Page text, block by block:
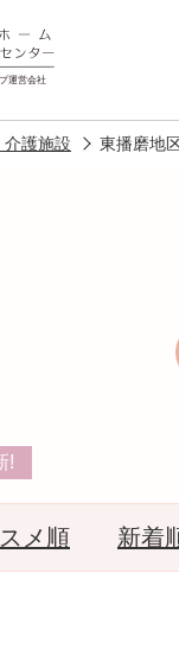
相談者様
護施設 東播磨地
!
メ順 新着